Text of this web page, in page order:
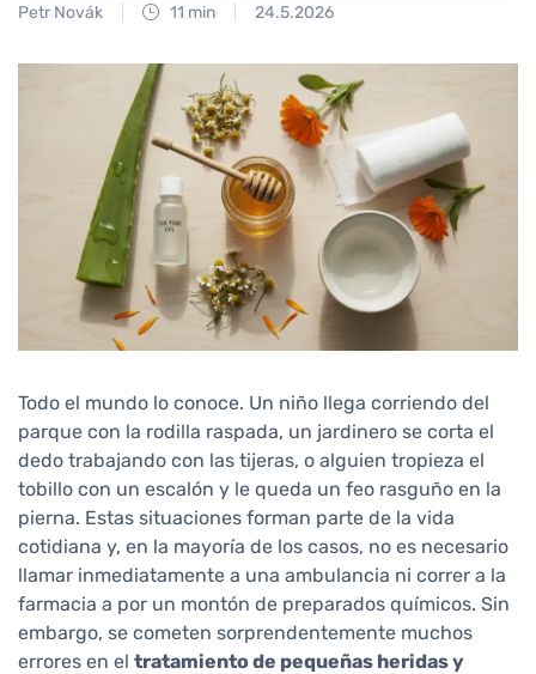
Petr Novák 11 min 24.5.2026
Todo el mundo lo conoce. Un niño llega corriendo del
parque con la rodilla raspada, un jardinero se corta el
dedo trabajando con las tijeras, o alguien tropieza el
tobillo con un escalón y le queda un feo rasguño en la
pierna. Estas situaciones forman parte de la vida
cotidiana y, en la mayoría de los casos, no es necesario
llamar inmediatamente a una ambulancia ni correr a la
farmacia a por un montón de preparados químicos. Sin
embargo, se cometen sorprendentemente muchos
errores en el tratamiento de pequeñas heridas y